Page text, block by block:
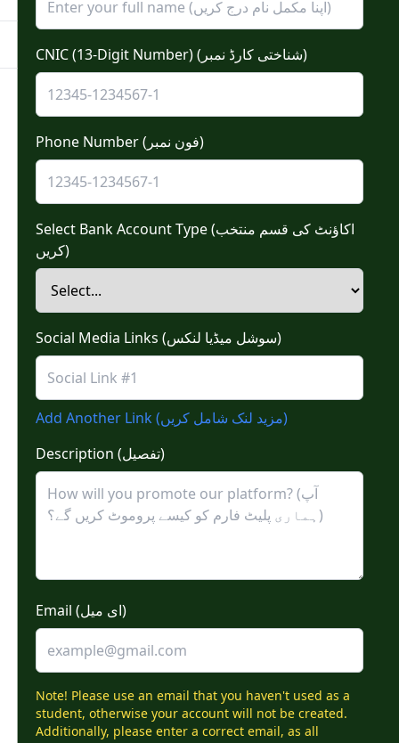
CNIC (13-Digit Number) (شناختی کارڈ نمبر)
Phone Number (فون نمبر)
Select Bank Account Type (اکاؤنٹ کی قسم منتخب
کریں)
Social Media Links (سوشل میڈیا لنکس)
Add Another Link (مزید لنک شامل کریں)
Description (تفصیل)
Email (ای میل)
Note! Please use an email that you haven't used as a
student, otherwise your account will not be created.
Additionally, please enter a correct email, as all